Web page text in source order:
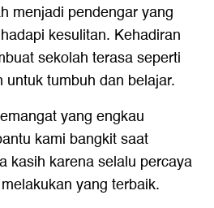
menjadi pendengar yang
kesulitan. Kehadiran
sekolah terasa seperti
tumbuh dan belajar.
yang engkau
kami bangkit saat
kasih karena selalu percaya
yang terbaik.